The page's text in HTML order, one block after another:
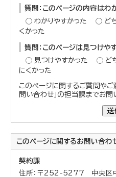
質問：このページの内容はわ
わかりやすかった
ど
くかった
質問：このページは見つけや
見つけやすかった
ど
にくかった
このページに関するご質問やご
問い合わせ」の担当課までお問
送
このページに関するお問い合わ
契約課
住所：〒252-5277 中央区